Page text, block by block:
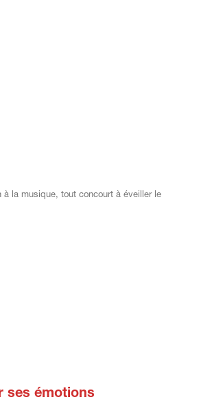
la musique, tout concourt à éveiller le
ses émotions